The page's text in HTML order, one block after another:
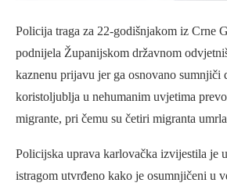
Policija traga za 22-godišnjakom iz Crne
podnijela Županijskom državnom
kaznenu prijavu jer ga osnovano sumnjiči
koristoljublja u nehumanim uvjetima
migrante, pri čemu su četiri migranta
Policijska uprava karlovačka izvijestila je
istragom utvrđeno kako je osumnjičeni u